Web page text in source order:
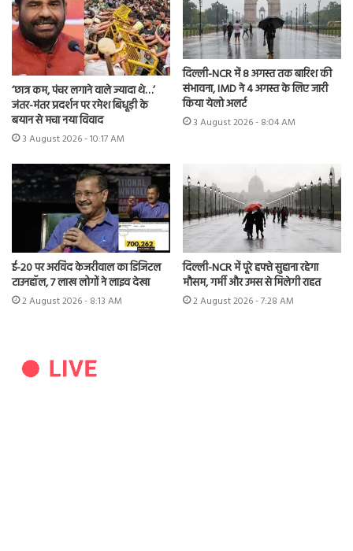
‘छात्र कम, पंचर लगाने वाले ज्यादा थे…’
जंतर-मंतर प्रदर्शन पर रमेश बिधूड़ी के
बयान से मचा नया विवाद
3 August 2026 - 10:17 AM
दिल्ली-NCR में 8 अगस्त तक बारिश की
संभावना, IMD ने 4 अगस्त के लिए जारी
किया येलो अलर्ट
3 August 2026 - 8:04 AM
ई-20 पर अरविंद केजरीवाल का डिजिटल
टाउनहॉल, 7 लाख लोगों ने लाइव देखा
2 August 2026 - 8:13 AM
दिल्ली-NCR में पूरे हफ्ते सुहाना रहेगा
मौसम, गर्मी और उमस से मिलेगी राहत
2 August 2026 - 7:28 AM